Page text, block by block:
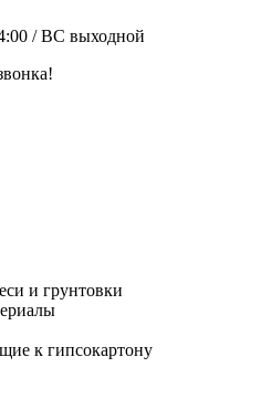
/ ВС выходной
и грунтовки
к гипсокартону